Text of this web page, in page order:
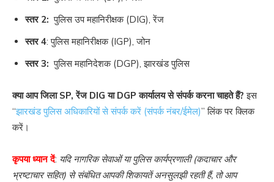
स्तर 2: पुलिस उप महानिरीक्षक (DIG), रेंज
स्तर 4: पुलिस महानिरीक्षक (IGP), जोन
स्तर 3: पुलिस महानिदेशक (DGP), झारखंड पुलिस
क्या आप जिला SP, रेंज DIG या DGP कार्यालय से संपर्क करना चाहते हैं? इस
“झारखंड पुलिस अधिकारियों से संपर्क करें (संपर्क नंबर/ईमेल)” लिंक पर क्लिक
करें।
कृपया ध्यान दें: यदि नागरिक सेवाओं या पुलिस कार्यप्रणाली (कदाचार और
भ्रष्टाचार सहित) से संबंधित आपकी शिकायतें अनसुलझी रहती हैं, तो आप